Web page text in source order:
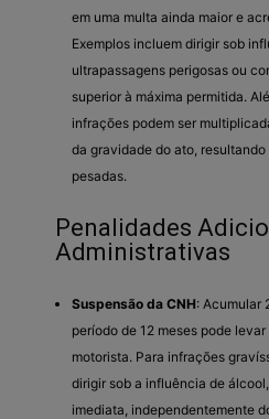
em uma multa ainda maior e
Exemplos incluem dirigir sob
ultrapassagens perigosas ou
superior à máxima permitida.
infrações podem ser
da gravidade do ato,
pesadas.
Penalidades
Administrativas
Suspensão da CNH: Acumular
período de 12 meses pode
motorista. Para infrações
dirigir sob a influência de
imediata, independentemente